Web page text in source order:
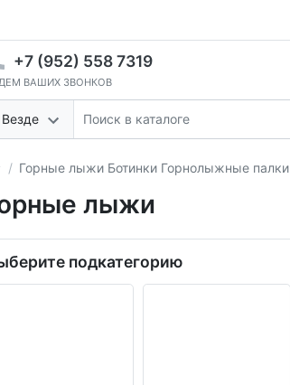
+7 (952) 558 7319
ВАШИХ ЗВОНКОВ
Везде
Горные лыжи Ботинки Горнолыжные палки
лыжи
подкатегорию